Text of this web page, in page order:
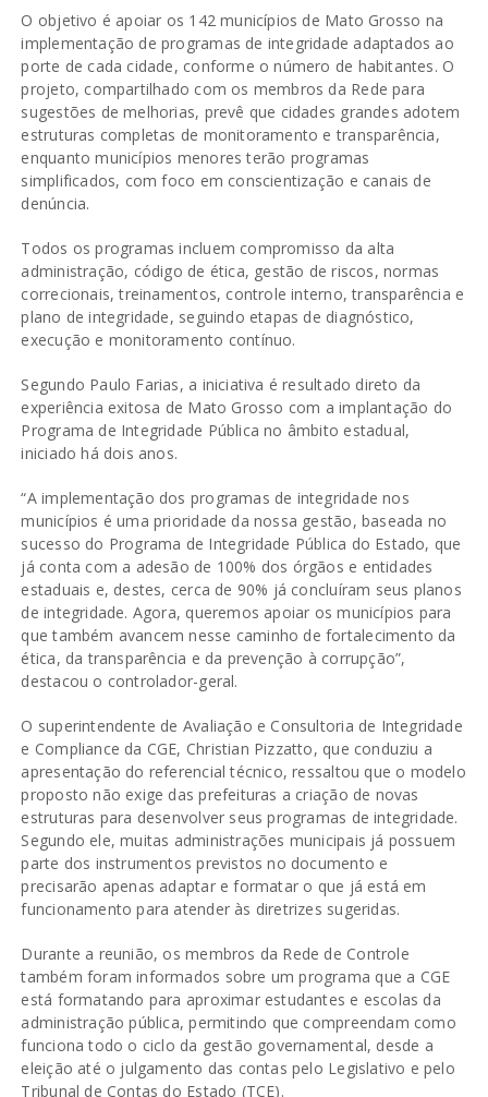
O objetivo é apoiar os 142 municípios de Mato Grosso na
implementação de programas de integridade adaptados ao
porte de cada cidade, conforme o número de habitantes. O
projeto, compartilhado com os membros da Rede para
sugestões de melhorias, prevê que cidades grandes adotem
estruturas completas de monitoramento e transparência,
enquanto municípios menores terão programas
simplificados, com foco em conscientização e canais de
denúncia.
Todos os programas incluem compromisso da alta
administração, código de ética, gestão de riscos, normas
correcionais, treinamentos, controle interno, transparência e
plano de integridade, seguindo etapas de diagnóstico,
execução e monitoramento contínuo.
Segundo Paulo Farias, a iniciativa é resultado direto da
experiência exitosa de Mato Grosso com a implantação do
Programa de Integridade Pública no âmbito estadual,
iniciado há dois anos.
“A implementação dos programas de integridade nos
municípios é uma prioridade da nossa gestão, baseada no
sucesso do Programa de Integridade Pública do Estado, que
já conta com a adesão de 100% dos órgãos e entidades
estaduais e, destes, cerca de 90% já concluíram seus planos
de integridade. Agora, queremos apoiar os municípios para
que também avancem nesse caminho de fortalecimento da
ética, da transparência e da prevenção à corrupção”,
destacou o controlador-geral.
O superintendente de Avaliação e Consultoria de Integridade
e Compliance da CGE, Christian Pizzatto, que conduziu a
apresentação do referencial técnico, ressaltou que o modelo
proposto não exige das prefeituras a criação de novas
estruturas para desenvolver seus programas de integridade.
Segundo ele, muitas administrações municipais já possuem
parte dos instrumentos previstos no documento e
precisarão apenas adaptar e formatar o que já está em
funcionamento para atender às diretrizes sugeridas.
Durante a reunião, os membros da Rede de Controle
também foram informados sobre um programa que a CGE
está formatando para aproximar estudantes e escolas da
administração pública, permitindo que compreendam como
funciona todo o ciclo da gestão governamental, desde a
eleição até o julgamento das contas pelo Legislativo e pelo
Tribunal de Contas do Estado (TCE).